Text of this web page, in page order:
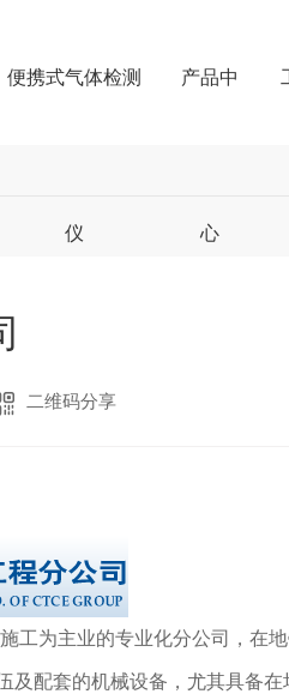
便携式气体检测
仪
产品中
心
二维码分享
为主业的专业化分公司，在地
及配套的机械设备，尤其具备在